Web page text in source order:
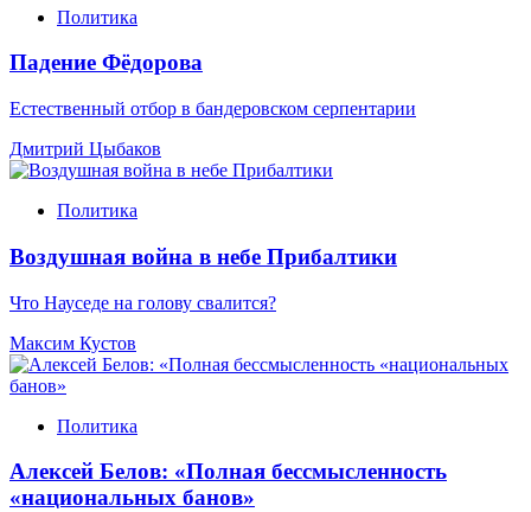
Политика
Падение Фёдорова
Естественный отбор в бандеровском серпентарии
Дмитрий Цыбаков
Политика
Воздушная война в небе Прибалтики
Что Науседе на голову свалится?
Максим Кустов
Политика
Алексей Белов: «Полная бессмысленность
«национальных банов»